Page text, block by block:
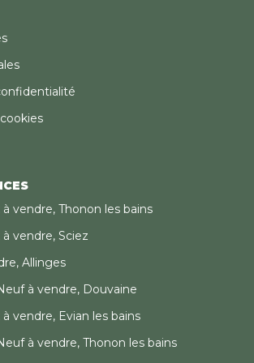
vendre, Thonon les bains
vendre, Sciez
Allinges
à vendre, Douvaine
vendre, Evian les bains
à vendre, Thonon les bains